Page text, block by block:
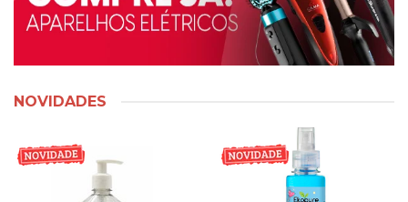
NOVIDADES